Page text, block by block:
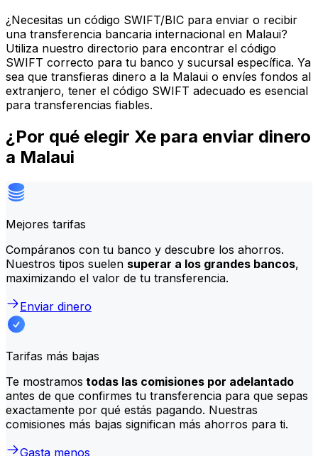
¿Necesitas un código SWIFT/BIC para enviar o recibir
una transferencia bancaria internacional en Malaui?
Utiliza nuestro directorio para encontrar el código
SWIFT correcto para tu banco y sucursal específica. Ya
sea que transfieras dinero a la Malaui o envíes fondos al
extranjero, tener el código SWIFT adecuado es esencial
para transferencias fiables.
¿Por qué elegir Xe para enviar dinero
a Malaui
Mejores tarifas
Compáranos con tu banco y descubre los ahorros.
Nuestros tipos suelen superar a los grandes bancos,
maximizando el valor de tu transferencia.
Enviar dinero
Tarifas más bajas
Te mostramos todas las comisiones por adelantado
antes de que confirmes tu transferencia para que sepas
exactamente por qué estás pagando. Nuestras
comisiones más bajas significan más ahorros para ti.
Gasta menos